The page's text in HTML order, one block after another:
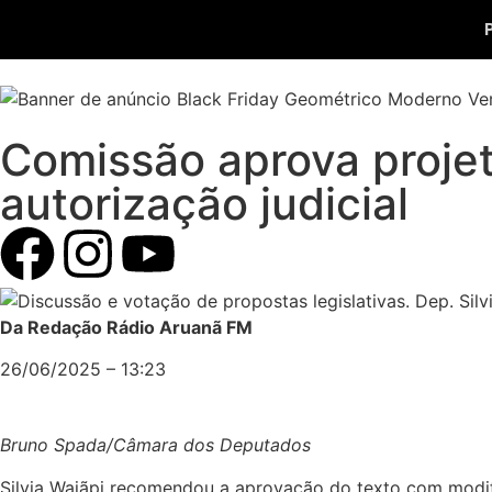
Comissão aprova
autorização judicial
Da Redação Rádio Aruanã FM
26/06/2025 – 13:23
Bruno Spada/Câmara dos Deputados
Silvia Waiãpi recomendou a aprovação do texto com